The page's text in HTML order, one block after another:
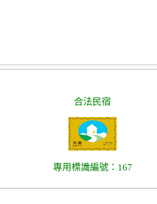
合法民宿
專用標識編號：167